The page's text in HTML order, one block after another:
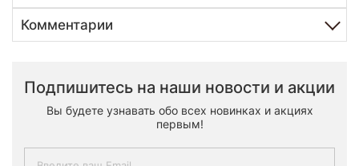
Комментарии
Подпишитесь на наши новости и акции
Вы будете узнавать обо всех новинках и акциях
первым!